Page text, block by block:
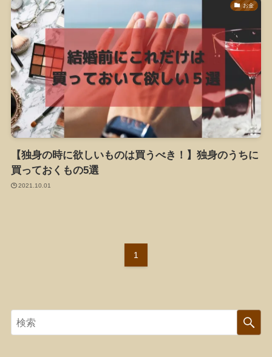
お金
【独身の時に欲しいものは買うべき！】独身のうちに
買っておくもの5選
2021.10.01
1